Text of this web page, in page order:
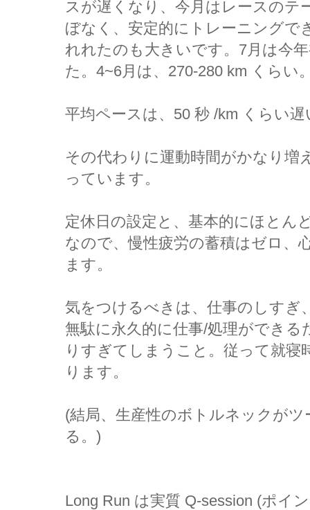
スが遅くなり、今月はレースの
ぼなく、安定的にトレーニングで
れれたのも大きいです。7月は今
た。4~6月は、270-280 km くらい
平均ペースは、50 秒 /km くらい遅
その代わりに運動時間がかなり増
っています。
定休日の設定と、基本的にほとん
なので、慢性疲労の蓄積はゼロ、
ます。
気をつけるべきは、仕事のしすぎ
無駄に永久的に仕事/処理ができ
りすぎてしまうこと。従って就寝
ります。
(結局、生産性のボトルネックが
る。)
Long Run は実質 Q-session (ポイ